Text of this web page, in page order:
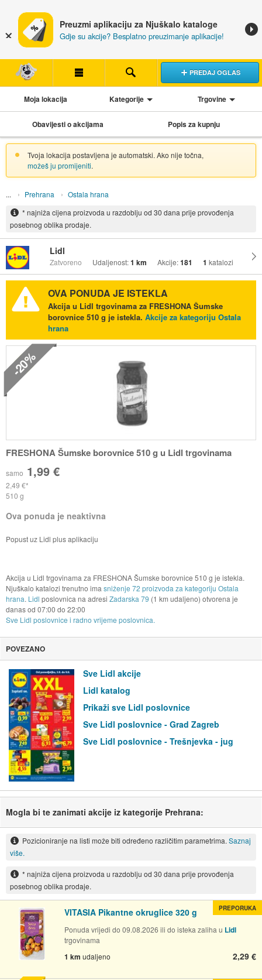
Preuzmi aplikaciju za Njuškalo kataloge
Gdje su akcije? Besplatno preuzimanje aplikacije!
PREDAJ OGLAS
Moja lokacija Kategorije Trgovine
Obavijesti o akcijama Popis za kupnju
Tvoja lokacija postavljena je automatski. Ako nije točna,
možeš ju promijeniti.
Prehrana
Ostala hrana
* najniža cijena proizvoda u razdoblju od 30 dana prije provođenja
posebnog oblika prodaje.
Lidl
Zatvoreno Udaljenost:1 km Akcije:181 1 katalozi
OVA PONUDA JE ISTEKLA
Akcija u Lidl trgovinama za FRESHONA Šumske
borovnice 510 g je istekla. Akcije za kategoriju Ostala
hrana
-20%
FRESHONA Šumske borovnice 510 g u Lidl trgovinama
samo 1,99 €
2,49 €
510 g
Ova ponuda je neaktivna
Popust uz Lidl plus aplikaciju
Akcija u Lidl trgovinama za FRESHONA Šumske borovnice 510 g je istekla.
Njuškalo katalozi trenutno ima sniženje 72 proizvoda za kategoriju Ostala
hrana. Lidl poslovnica na adresi Zadarska 79 (1 km udaljeno) otvorena je
danas od 07:00 do 22:00
Sve Lidl poslovnice i radno vrijeme poslovnica.
POVEZANO
Sve Lidl akcije
Lidl katalog
Prikaži sve Lidl poslovnice
Sve Lidl poslovnice - Grad Zagreb
Sve Lidl poslovnice - Trešnjevka - jug
Mogla bi te zanimati akcije iz kategorije Prehrana:
Pozicioniranje na listi može biti određeno različitim parametrima.Saznaj
više.
* najniža cijena proizvoda u razdoblju od 30 dana prije provođenja
posebnog oblika prodaje.
VITASIA Pikantne okruglice 320 g
Ponuda vrijedi do 09.08.2026 ili do isteka zaliha u Lidl
trgovinama
1 km udaljeno 2,29 €
PREPORUKA